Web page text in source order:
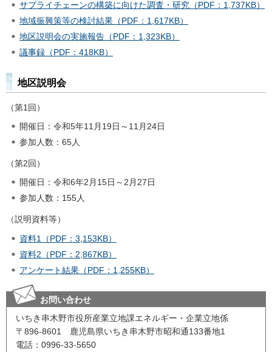
サプライチェーンの構築に向けた調査・研究（PDF：1,737KB）
地域振興策等の検討結果（PDF：1,617KB）
地区説明会の実施報告（PDF：1,323KB）
議事録（PDF：418KB）
地区説明会
（第1回）
開催日：令和5年11月19日～11月24日
参加人数：65人
（第2回）
開催日：令和6年2月15日～2月27日
参加人数：155人
（説明資料等）
資料1（PDF：3,153KB）
資料2（PDF：2,867KB）
アンケート結果（PDF：1,255KB）
お問い合わせ
いちき串木野市役所産業立地課エネルギー・企業立地係
〒896-8601 鹿児島県いちき串木野市昭和通133番地1
電話：0996-33-5650